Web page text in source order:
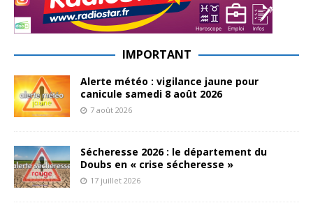
IMPORTANT
Alerte météo : vigilance jaune pour
canicule samedi 8 août 2026
7 août 2026
Sécheresse 2026 : le département du
Doubs en « crise sécheresse »
17 juillet 2026